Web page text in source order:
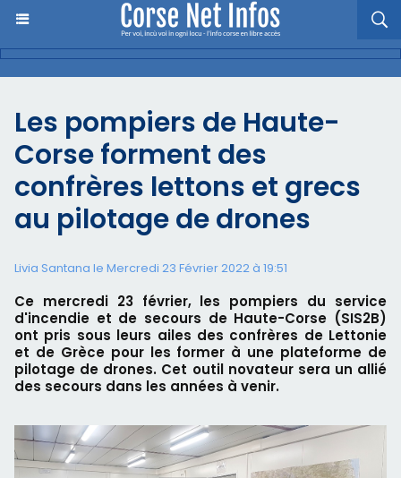
Les pompiers de Haute-
Corse forment des
confrères lettons et grecs
au pilotage de drones
Livia Santana le Mercredi 23 Février 2022 à 19:51
Ce mercredi 23 février, les pompiers du service
d'incendie et de secours de Haute-Corse (SIS2B)
ont pris sous leurs ailes des confrères de Lettonie
et de Grèce pour les former à une plateforme de
pilotage de drones. Cet outil novateur sera un allié
des secours dans les années à venir.